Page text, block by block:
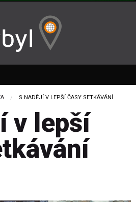
CURRENT:
S NADĚJÍ V LEPŠÍ ČASY SETKÁVÁNÍ
v lepší